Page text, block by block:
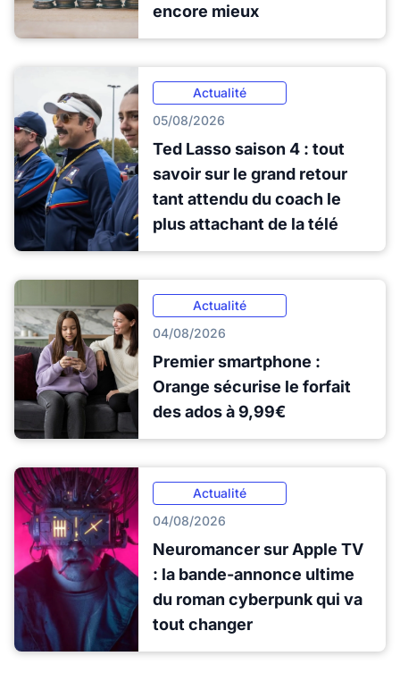
encore mieux
Actualité
05/08/2026
Ted Lasso saison 4 : tout
savoir sur le grand retour
tant attendu du coach le
plus attachant de la télé
Actualité
04/08/2026
Premier smartphone :
Orange sécurise le forfait
des ados à 9,99€
Actualité
04/08/2026
Neuromancer sur Apple TV
: la bande-annonce ultime
du roman cyberpunk qui va
tout changer